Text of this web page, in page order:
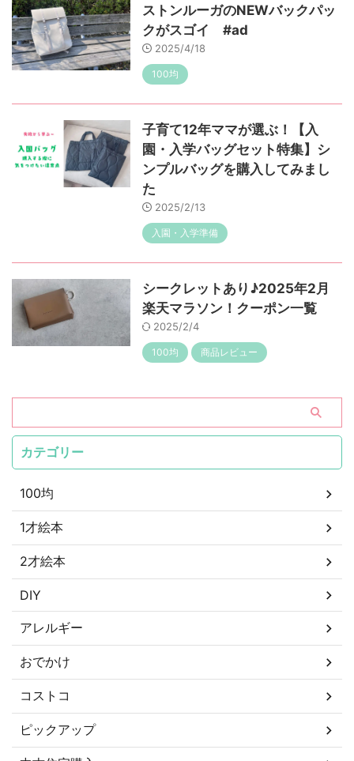
ストンルーガのNEWバックパッ
クがスゴイ #ad
2025/4/18
100均
子育て12年ママが選ぶ！【入
園・入学バッグセット特集】シ
ンプルバッグを購入してみまし
た
2025/2/13
入園・入学準備
シークレットあり♪2025年2月
楽天マラソン！クーポン一覧
2025/2/4
100均 商品レビュー
カテゴリー
100均
1才絵本
2才絵本
DIY
アレルギー
おでかけ
コストコ
ピックアップ